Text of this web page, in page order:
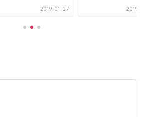
2019-01-27 2019-